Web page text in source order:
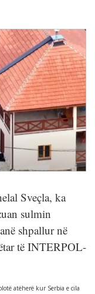
Sveçla, ka
sulmin
shpallur në
të INTERPOL-
atëherë kur Serbia e cila